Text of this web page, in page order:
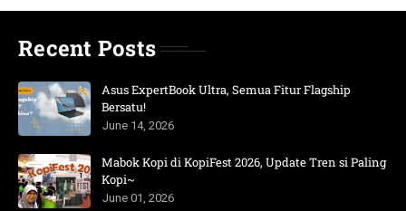
Recent Posts
Asus ExpertBook Ultra, Semua Fitur Flagship
Bersatu!
June 14, 2026
Mabok Kopi di KopiFest 2026, Update Tren si Paling
Kopi~
June 01, 2026